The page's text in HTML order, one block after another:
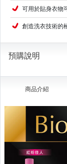
可用於貼身衣物
創造洗衣技術的
預購說明
商品介紹